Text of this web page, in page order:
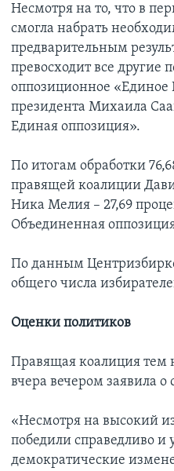
Несмотря на то, что в
смогла набрать
предварительным
превосходит все другие
оппозиционное
президента Михаила
Единая оппозиция».
По итогам обработки
правящей коалиции
Ника Мелия – 27,69
Объединенная
По данным
общего числа
Оценки политиков
Правящая коалиция тем
вчера вечером заявила о
«Несмотря на высокий
победили справедливо и
демократические